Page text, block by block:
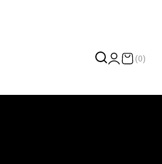
(0)